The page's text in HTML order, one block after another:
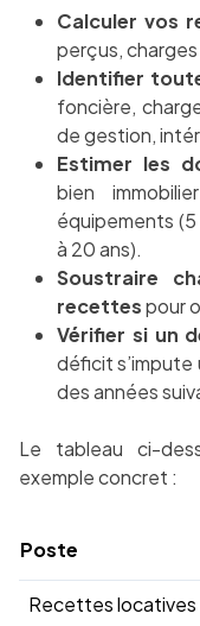
Calculer vos
perçus,
Identifier
foncière,
de gestion,
Estimer les
bien
équipements (5
à 20 ans).
Soustraire
recettespour
Vérifier si un
déficit s’impute
des années
Le tableau ci-
exemple concret :
Poste
Recettes locatives